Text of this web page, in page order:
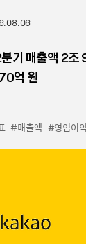
기 매출액 2조
억 원
#매출액 #영업이익